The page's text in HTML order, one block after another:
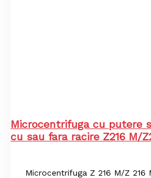
Microcentrifuga cu putere
cu sau fara racire Z216 M/
Microcentrifuga Z 216 M/Z